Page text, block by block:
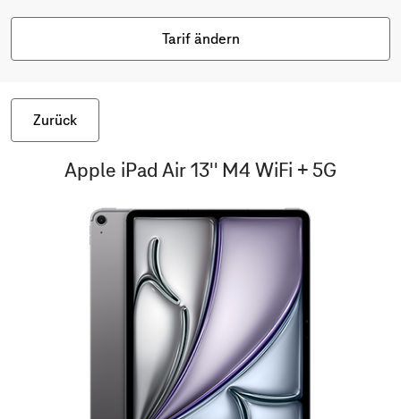
Tarif ändern
Zurück
Apple iPad Air 13'' M4 WiFi + 5G